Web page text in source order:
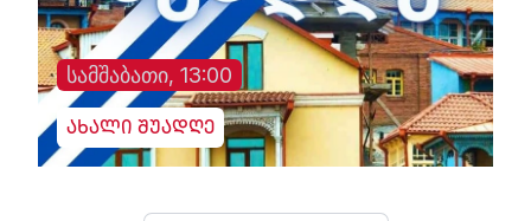
სამშაბათი, 13:00
ახალი შუადღე